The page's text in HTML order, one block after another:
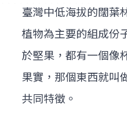
臺灣中低海拔的闊葉
植物為主要的組成份
於堅果，都有一個像
果實，那個東西就叫
共同特徵。